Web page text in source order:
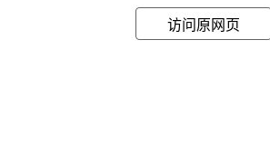
访问原网页